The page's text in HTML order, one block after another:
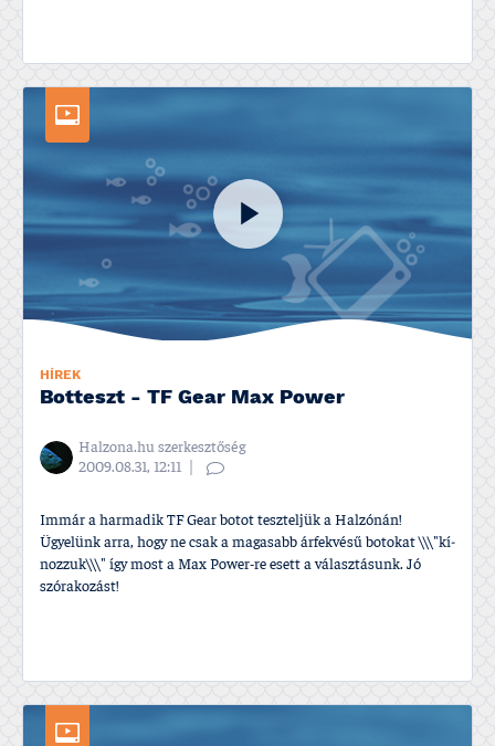
HÍREK
Botteszt - TF Gear Max Power
Halzona.hu szerkesztőség
2009.08.31, 12:11
Immár a harmadik TF Gear botot teszteljük a Halzónán!
Ügyelünk arra, hogy ne csak a magasabb árfekvésű botokat \\\"kí­
nozzuk\\\" í­gy most a Max Power-re esett a választásunk. Jó
szórakozást!